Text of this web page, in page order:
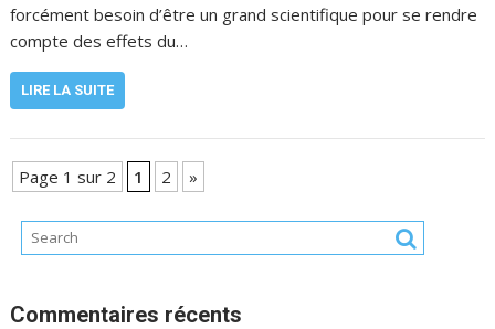
forcément besoin d’être un grand scientifique pour se rendre
compte des effets du…
LIRE LA SUITE
Page 1 sur 2 1 2 »
Commentaires récents